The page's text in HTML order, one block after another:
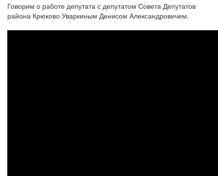
Говорим о работе депутата с депутатом Совета Депутатов
района Крюково Уваркиным Денисом Александровичем.